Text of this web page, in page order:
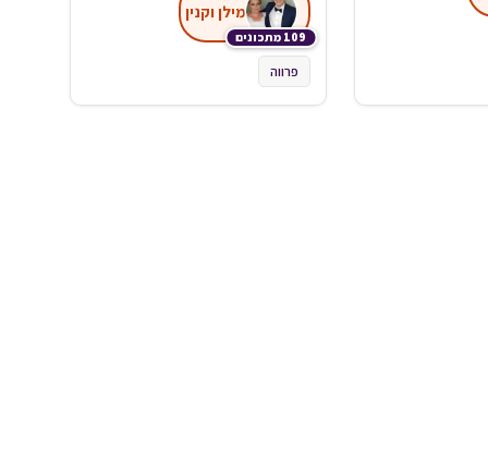
109 מתכונים
מילן וקנין
פרווה